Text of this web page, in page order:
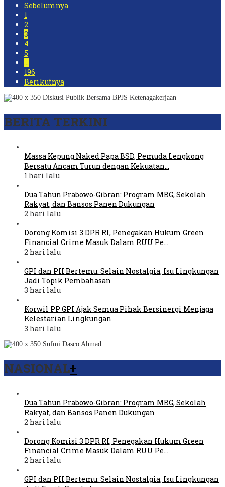
Sebelumnya
1
2
3
4
5
…
196
Berikutnya
BERITA TERKINI
Massa Kepung Naked Papa BSD, Pemuda Lengkong
Bersatu Ancam Turun dengan Kekuatan…
1 hari lalu
Dua Tahun Prabowo-Gibran: Program MBG, Sekolah
Rakyat, dan Bansos Panen Dukungan
2 hari lalu
Dorong Komisi 3 DPR RI, Penegakan Hukum Green
Financial Crime Masuk Dalam RUU Pe…
2 hari lalu
GPI dan PII Bertemu: Selain Nostalgia, Isu Lingkungan
Jadi Topik Pembahasan
3 hari lalu
Korwil PP GPI Ajak Semua Pihak Bersinergi Menjaga
Kelestarian Lingkungan
3 hari lalu
NASIONAL+
Dua Tahun Prabowo-Gibran: Program MBG, Sekolah
Rakyat, dan Bansos Panen Dukungan
2 hari lalu
Dorong Komisi 3 DPR RI, Penegakan Hukum Green
Financial Crime Masuk Dalam RUU Pe…
2 hari lalu
GPI dan PII Bertemu: Selain Nostalgia, Isu Lingkungan